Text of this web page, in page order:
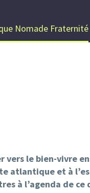
Nomade Fraternité
vers le bien-vivre
atlantique et à
à l’agenda de ce